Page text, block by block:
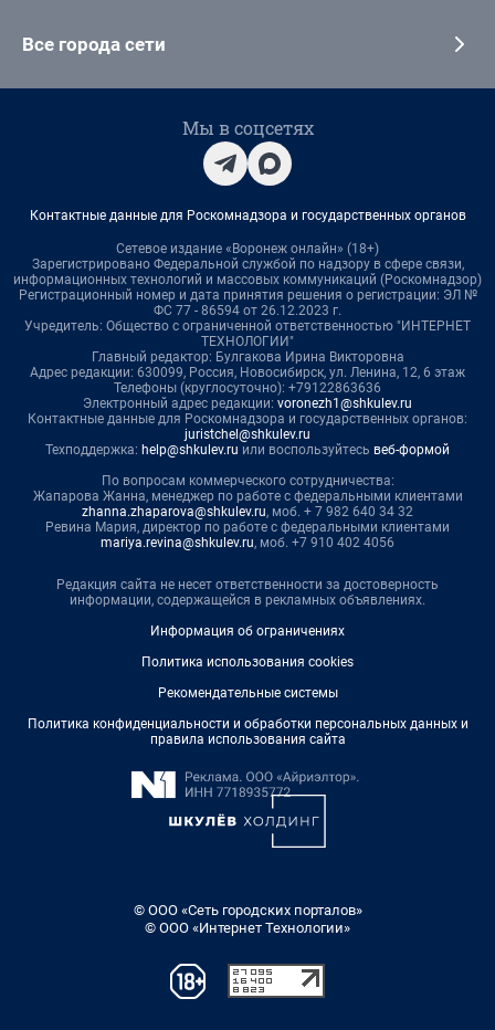
Все города сети
Мы в соцсетях
Контактные данные для Роскомнадзора и государственных органов
Сетевое издание «Воронеж онлайн» (18+)
Зарегистрировано Федеральной службой по надзору в сфере связи,
информационных технологий и массовых коммуникаций (Роскомнадзор)
Регистрационный номер и дата принятия решения о регистрации: ЭЛ №
ФС 77 - 86594 от 26.12.2023 г.
Учредитель: Общество с ограниченной ответственностью "ИНТЕРНЕТ
ТЕХНОЛОГИИ"
Главный редактор: Булгакова Ирина Викторовна
Адрес редакции: 630099, Россия, Новосибирск, ул. Ленина, 12, 6 этаж
Телефоны (круглосуточно): +79122863636
Электронный адрес редакции: voronezh1@shkulev.ru
Контактные данные для Роскомнадзора и государственных органов:
juristchel@shkulev.ru
Техподдержка: help@shkulev.ru или воспользуйтесь веб-формой
По вопросам коммерческого сотрудничества:
Жапарова Жанна, менеджер по работе с федеральными клиентами
zhanna.zhaparova@shkulev.ru, моб. + 7 982 640 34 32
Ревина Мария, директор по работе с федеральными клиентами
mariya.revina@shkulev.ru, моб. +7 910 402 4056
Редакция сайта не несет ответственности за достоверность
информации, содержащейся в рекламных объявлениях.
Информация об ограничениях
Политика использования cookies
Рекомендательные системы
Политика конфиденциальности и обработки персональных данных и
правила использования сайта
© ООО «Сеть городских порталов»
© ООО «Интернет Технологии»